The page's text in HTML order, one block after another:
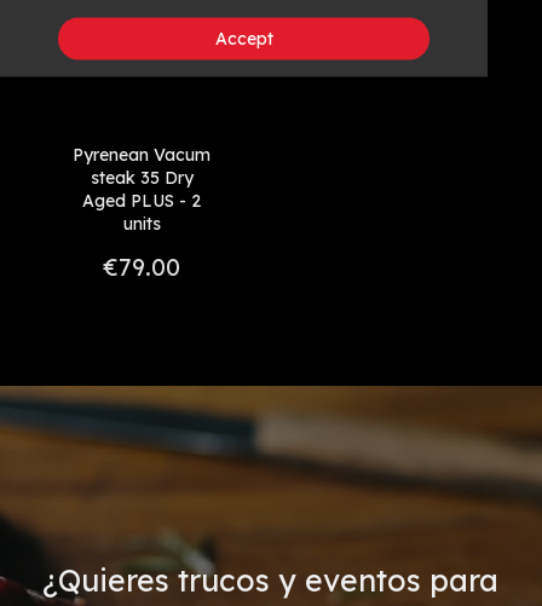
Pyrenean Vacum
steak 35 Dry
Aged PLUS - 2
units
€79.00
¿Quieres trucos y eventos para
Accept